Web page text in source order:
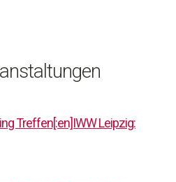
Treffen[:en]IWW Leipzig: